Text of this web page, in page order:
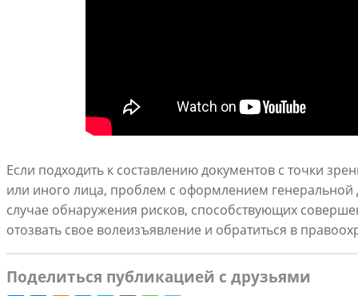
Если подходить к составлению документов с точки
или иного лица, проблем с оформлением
случае обнаружения рисков, способствующих
отозвать свое волеизъявление и обратиться в
Поделиться публикацией с друзьями